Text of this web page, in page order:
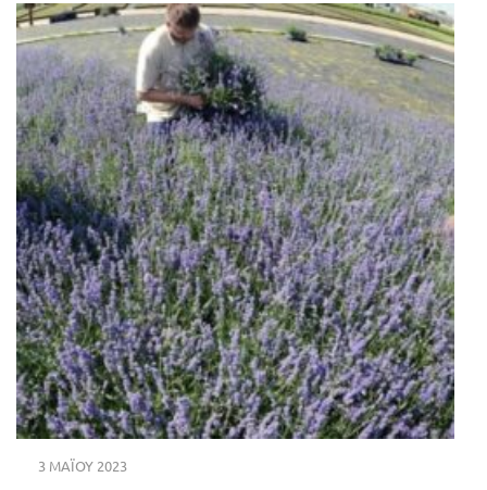
3 ΜΑΪ́ΟΥ 2023